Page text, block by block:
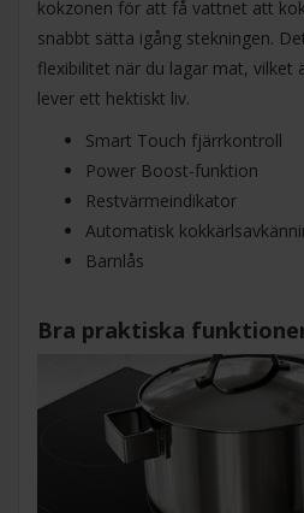
kokzonen för att få vattnet att
snabbt sätta igång stekningen.
flexibilitet när du lagar mat, vilket
lever ett hektiskt liv.
Smart Touch fjärrkontroll
Power Boost-funktion
Restvärmeindikator
Automatisk
Barnlås
Bra praktiska